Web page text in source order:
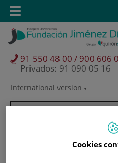
Saltar al contenido
Saltar
contenido
SelectorInternational version
91 550 48 00 / 900 606
Privados: 91 090 05 16
Toggle
navigation
Cookies